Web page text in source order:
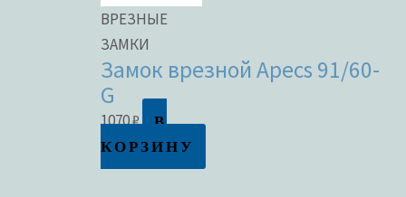
ВРЕЗНЫЕ
ЗАМКИ
Замок врезной Apecs 91/60-
G
1070₽
В
КОРЗИНУ